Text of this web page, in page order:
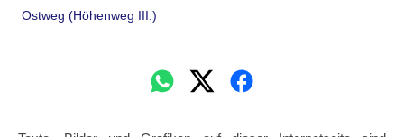
Ostweg (Höhenweg III.)